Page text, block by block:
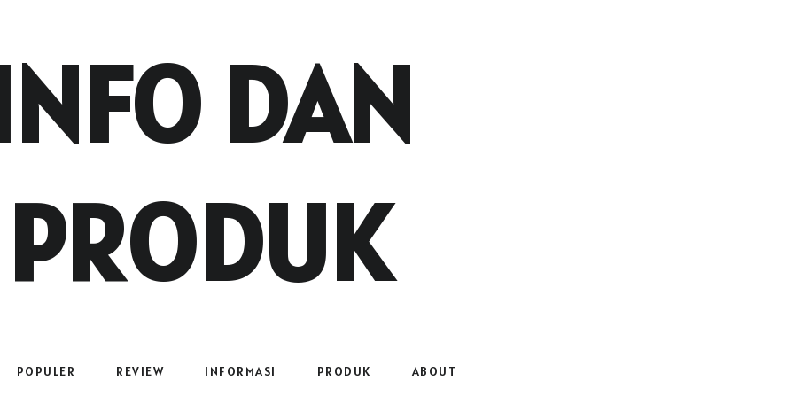
DAN
PRODUK
POPULER REVIEW INFORMASI PRODUK ABOUT